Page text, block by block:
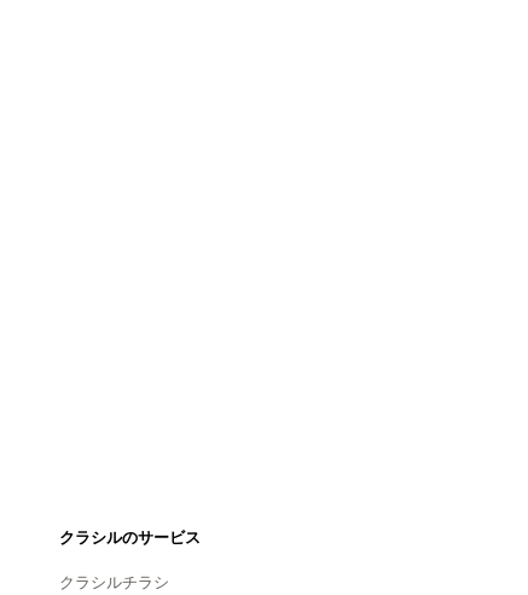
クラシルのサービス
クラシルチラシ